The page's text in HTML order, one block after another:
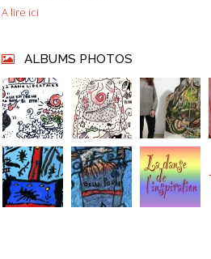
A lire ici
ALBUMS PHOTOS